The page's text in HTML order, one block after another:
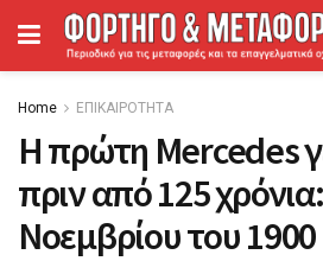
Home ΕΠΙΚΑΙΡΟΤΗΤΑ
Η πρώτη Mercedes
πριν από 125
Νοεμβρίου του 1900